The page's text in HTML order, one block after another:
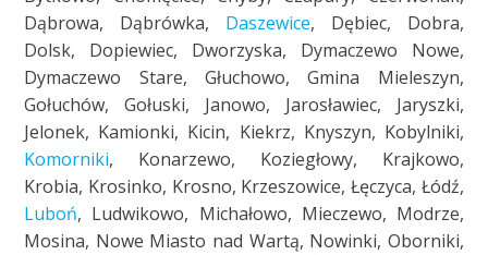
Dąbrowa, Dąbrówka, Daszewice, Dębiec, Dobra,
Dolsk, Dopiewiec, Dworzyska, Dymaczewo Nowe,
Dymaczewo Stare, Głuchowo, Gmina Mieleszyn,
Gołuchów, Gołuski, Janowo, Jarosławiec, Jaryszki,
Jelonek, Kamionki, Kicin, Kiekrz, Knyszyn, Kobylniki,
Komorniki, Konarzewo, Koziegłowy, Krajkowo,
Krobia, Krosinko, Krosno, Krzeszowice, Łęczyca, Łódź,
Luboń, Ludwikowo, Michałowo, Mieczewo, Modrze,
Mosina, Nowe Miasto nad Wartą, Nowinki, Oborniki,